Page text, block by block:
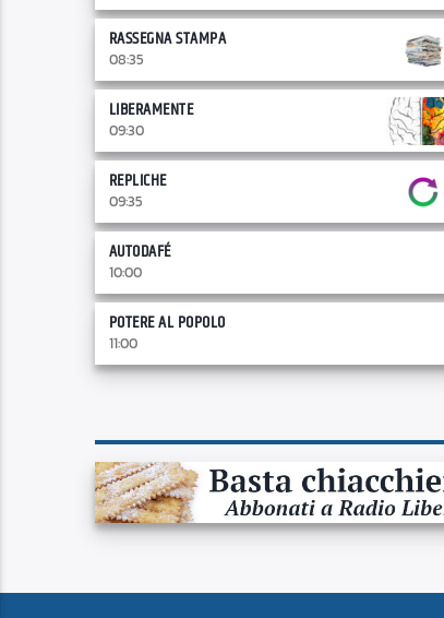
RASSEGNA STAMPA
08:35
LIBERAMENTE
09:30
REPLICHE
09:35
AUTODAFÉ
10:00
POTERE AL POPOLO
11:00